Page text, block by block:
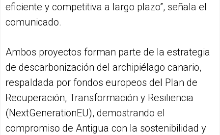
eficiente y competitiva a largo plazo”, señala el
comunicado.
Ambos proyectos forman parte de la estrategia
de descarbonización del archipiélago canario,
respaldada por fondos europeos del Plan de
Recuperación, Transformación y Resiliencia
(NextGenerationEU), demostrando el
compromiso de Antigua con la sostenibilidad y